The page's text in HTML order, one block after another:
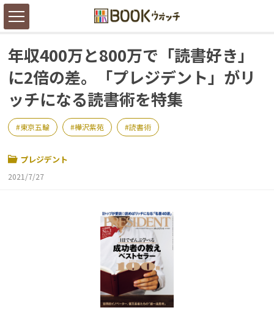
年収400万と800万で「読書好き」
に2倍の差。「プレジデント」がリ
ッチになる読書術を特集
東京五輪 樺沢紫苑 読書術
プレジデント
2021/7/27